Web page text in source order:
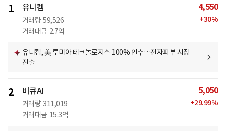
1 유니켐
거래량 59,526
거래대금 2.7억
4,550
+30%
유니켐, 美 루미아 테크놀로지스 100% 인수…전자피부 시장
진출
2 비큐AI
거래량 311,019
거래대금 15.3억
5,050
+29.99%